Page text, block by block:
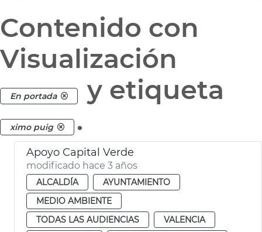
Contenido con
Visualización
En portada y etiqueta
ximo puig .
Apoyo Capital Verde
modificado hace 3 años
ALCALDÍA
AYUNTAMIENTO
MEDIO AMBIENTE
TODAS LAS AUDIENCIAS
VALENCIA